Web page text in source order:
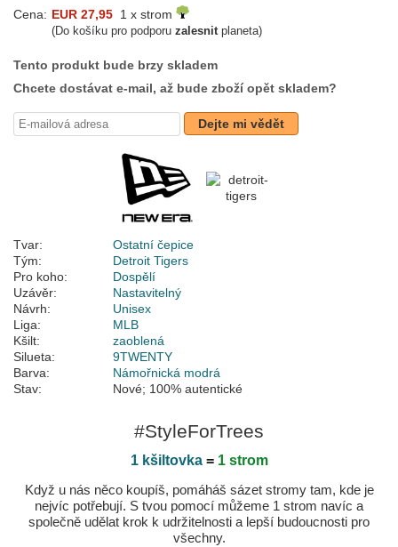
Cena: EUR 27,95 1 x strom
(Do košíku pro podporu zalesnitplaneta)
Tento produkt bude brzy skladem
Chcete dostávat e-mail, až bude zboží opět skladem?
Dejte mi vědět
Tvar:
Ostatní čepice
Tým:
Detroit Tigers
Pro koho:
Dospělí
Uzávěr:
Nastavitelný
Návrh:
Unisex
Liga:
MLB
Kšilt:
zaoblená
Silueta:
9TWENTY
Barva:
Námořnická modrá
Stav:
Nové; 100% autentické
#StyleForTrees
1 kšiltovka= 1 strom
Když u nás něco koupíš, pomáháš sázet stromy tam, kde je
nejvíc potřebují. S tvou pomocí můžeme 1 strom navíc a
společně udělat krok k udržitelnosti a lepší budoucnosti pro
všechny.